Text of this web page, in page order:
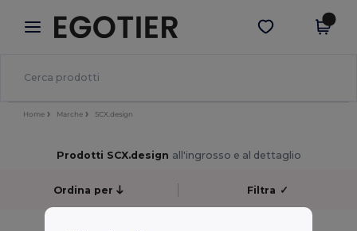
× App Egotier
Prezzi migliori sull'app!
Scarica app
Home Marche SCX.design
Prodotti SCX.design all'ingrosso e al dettaglio
Ordina per Filtra ✓